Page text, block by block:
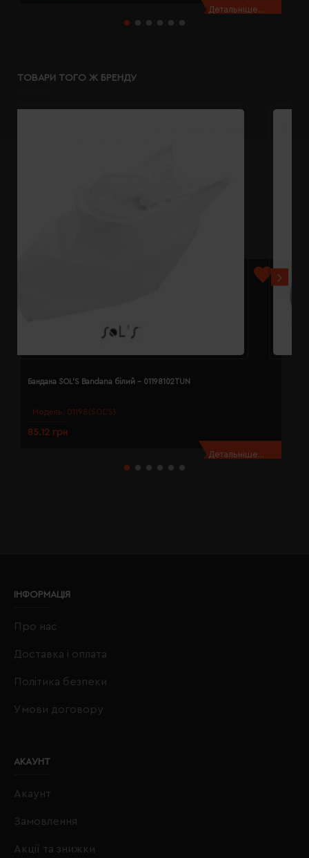
Детальніше...
ТОВАРИ ТОГО Ж БРЕНДУ
Модель: 01198(SOL’S)
Бандана SOL'S Bandana білий - 01198102TUN
85.12 грн
Детальніше...
ІНФОРМАЦІЯ
Про нас
Доставка і оплата
Політика безпеки
Умови договору
АКАУНТ
Акаунт
Замовлення
Акції та знижки